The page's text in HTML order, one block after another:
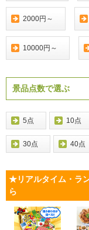
2000円～
10000円～
景品点数で選ぶ
5点 10点
30点 40点
★リアルタイム・ラ
ら